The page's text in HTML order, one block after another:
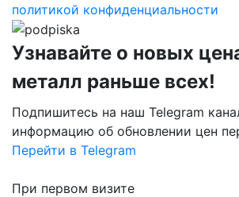
политикой конфиденциальности
Узнавайте о новых
металл раньше всех!
Подпишитесь на наш Telegram
информацию об обновлении цен
Перейти в Telegram
При первом визите